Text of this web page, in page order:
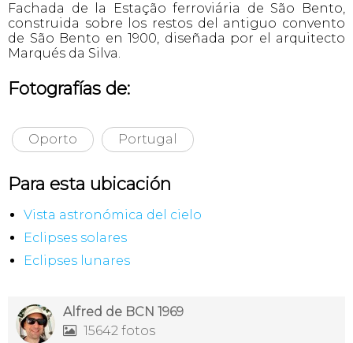
Fachada de la Estação ferroviária de São Bento,
construida sobre los restos del antiguo convento
de São Bento en 1900, diseñada por el arquitecto
Marqués da Silva.
Fotografías de:
Oporto Portugal
Para esta ubicación
Vista astronómica del cielo
Eclipses solares
Eclipses lunares
Alfred de BCN 1969
 15642 fotos